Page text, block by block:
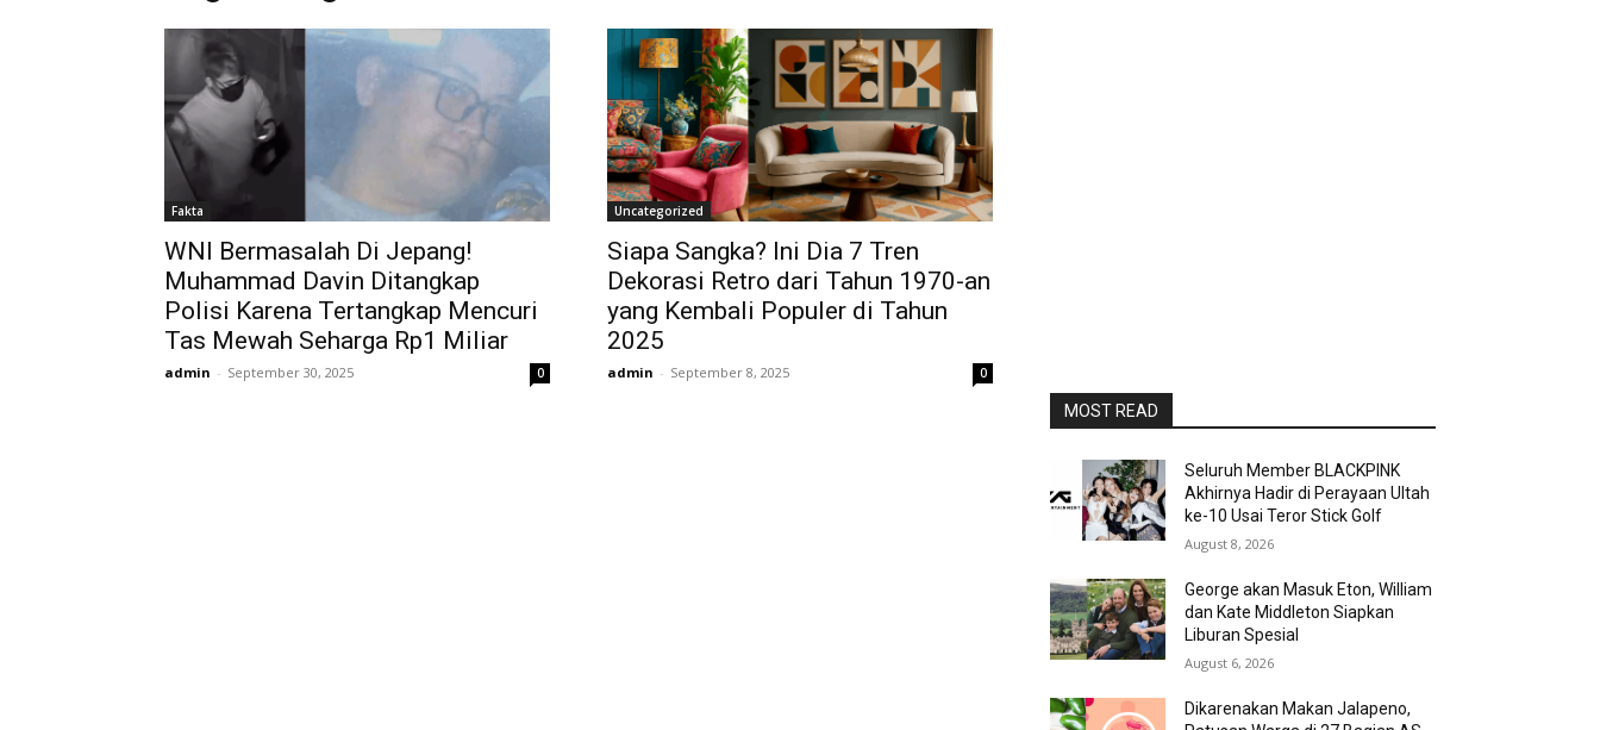
Fakta
WNI Bermasalah Di Jepang!
Muhammad Davin Ditangkap
Polisi Karena Tertangkap Mencuri
Tas Mewah Seharga Rp1 Miliar
admin - September 30, 2025 0
Uncategorized
Siapa Sangka? Ini Dia 7 Tren
Dekorasi Retro dari Tahun 1970-an
yang Kembali Populer di Tahun
2025
admin - September 8, 2025 0
MOST READ
Seluruh Member BLACKPINK
Akhirnya Hadir di Perayaan Ultah
ke-10 Usai Teror Stick Golf
August 8, 2026
George akan Masuk Eton, William
dan Kate Middleton Siapkan
Liburan Spesial
August 6, 2026
Dikarenakan Makan Jalapeno,